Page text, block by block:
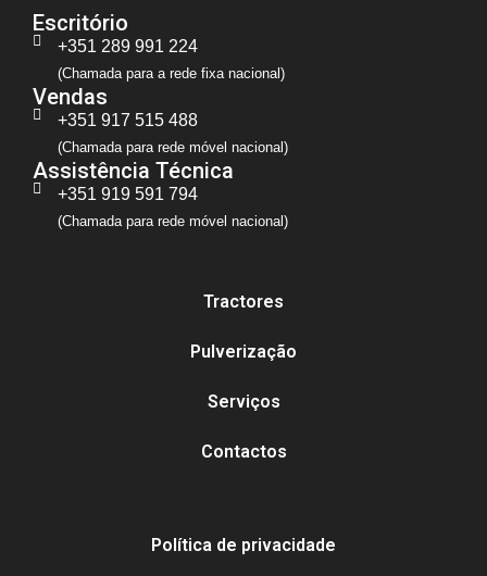
Escritório
+351 289 991 224
(Chamada para a rede fixa nacional)
Vendas
+351 917 515 488
(Chamada para rede móvel nacional)
Assistência Técnica
+351 919 591 794
(Chamada para rede móvel nacional)
Tractores
Pulverização
Serviços
Contactos
Política de privacidade